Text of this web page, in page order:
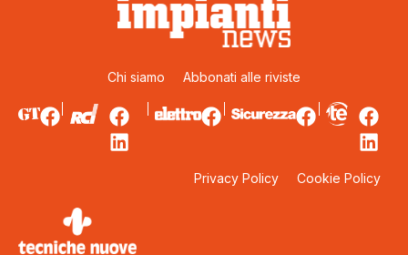
Chi siamo Abbonati alle riviste
Privacy Policy Cookie Policy